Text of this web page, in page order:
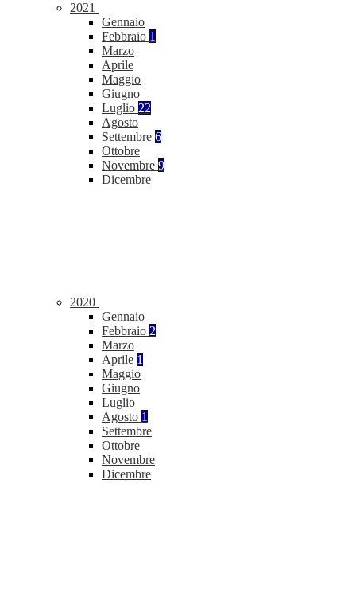
2021
Gennaio
Febbraio 1
Marzo
Aprile
Maggio
Giugno
Luglio 22
Agosto
Settembre 6
Ottobre
Novembre 9
Dicembre
2020
Gennaio
Febbraio 2
Marzo
Aprile 1
Maggio
Giugno
Luglio
Agosto 1
Settembre
Ottobre
Novembre
Dicembre